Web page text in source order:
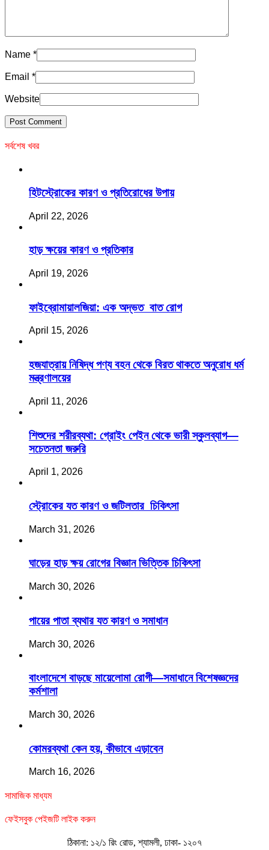
Name *
Email *
Website
সর্বশেষ খবর
হিটস্ট্রোকের কারণ ও প্রতিরোধের উপায়
April 22, 2026
হাড় ক্ষয়ের কারণ ও প্রতিকার
April 19, 2026
ফাইব্রোমায়ালজিয়া: এক অদ্ভত বাত রোগ
April 15, 2026
হজযাত্রায় নিষিদ্ধ পণ্য বহন থেকে বিরত থাকতে অনুরোধ ধর্ম
মন্ত্রণালয়ের
April 11, 2026
শিশুদের শরীরব্যথা: গ্রোইং পেইন থেকে ভারী স্কুলব্যাগ—
সচেতনতা জরুরি
April 1, 2026
স্ট্রোকের যত কারণ ও জটিলতার চিকিৎসা
March 31, 2026
ঘাড়ের হাড় ক্ষয় রোগের বিজ্ঞান ভিত্তিক চিকিৎসা
March 30, 2026
পায়ের পাতা ব্যথার যত কারণ ও সমাধান
March 30, 2026
বাংলাদেশে বাড়ছে মায়েলোমা রোগী—সমাধানে বিশেষজ্ঞদের
কর্মশালা
March 30, 2026
কোমরব্যথা কেন হয়, কীভাবে এড়াবেন
March 16, 2026
সামাজিক মাধ্যম
ফেইসবুক পেইজটি লাইক করুন
ঠিকানা: ১২/১ রিং রোড, শ্যামলী, ঢাকা- ১২০৭